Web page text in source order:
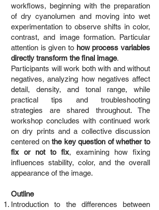
workflows, beginning with the preparation
of dry cyanolumen and moving into wet
experimentation to observe shifts in color,
contrast, and image formation. Particular
attention is given to how process variables
directly transform the final image.
Participants will work both with and without
negatives, analyzing how negatives affect
detail, density, and tonal range, while
practical tips and troubleshooting
strategies are shared throughout. The
workshop concludes with continued work
on dry prints and a collective discussion
centered onthe key question of whether to
fix or not to fix, examining how fixing
influences stability, color, and the overall
appearance of the image.
Outline
Introduction to the differences between